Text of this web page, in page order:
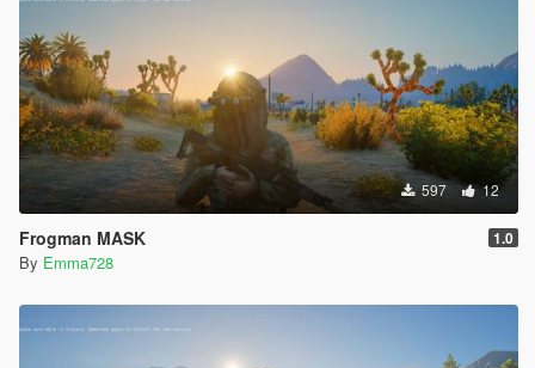
597 12
Frogman MASK 1.0
By Emma728